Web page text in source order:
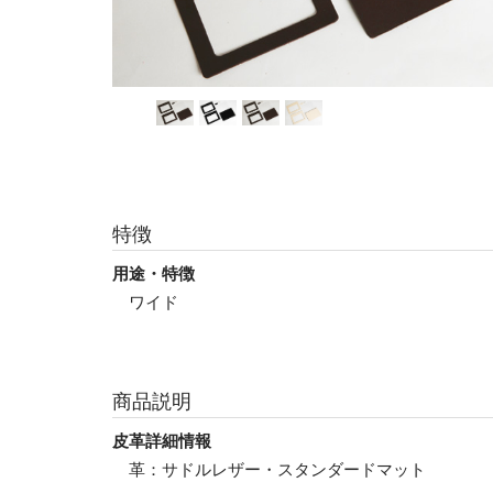
特徴
用途・特徴
ワイド
商品説明
皮革詳細情報
革：サドルレザー・スタンダードマット